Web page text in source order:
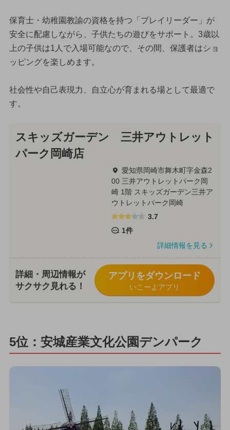
保育士・幼稚園教諭の資格を持つ「プレイリーダー」が
安全に配慮しながら、子供たちの遊びをサポート。3歳以
上の子供は1人で入場可能なので、その間、保護者はショ
ッピングを楽しめます。
社会性や自己表現力、自立心が育まれる場として最適で
す。
スキッズガーデン 三井アウトレット
パーク岡崎店
愛知県岡崎市舞木町字金森2
00 三井アウトレットパーク岡
崎 1階 スキッズガーデン三井ア
ウトレットパーク岡崎
3.7
1件
詳細情報を見る
詳細・周辺情報が
サクサク見れる！
アプリをダウンロード
いこーよアプリ
5位：安城産業文化公園デンパーク